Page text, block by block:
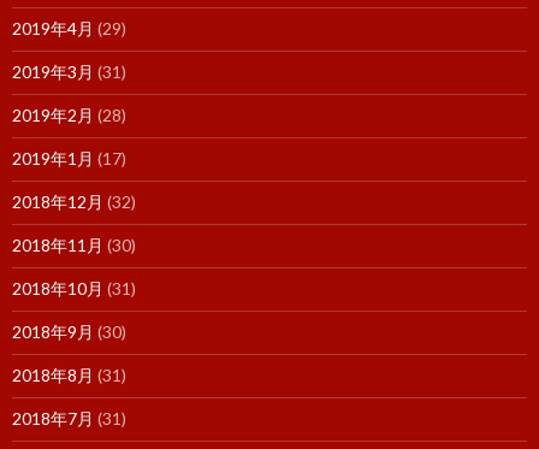
2019年4月 (29)
2019年3月 (31)
2019年2月 (28)
2019年1月 (17)
2018年12月 (32)
2018年11月 (30)
2018年10月 (31)
2018年9月 (30)
2018年8月 (31)
2018年7月 (31)